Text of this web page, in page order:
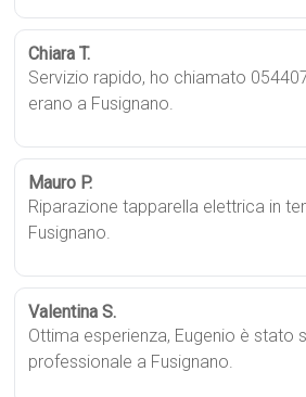
Chiara T.
Servizio rapido, ho chiamato
erano a Fusignano.
Mauro P.
Riparazione tapparella elettrica in
Fusignano.
Valentina S.
Ottima esperienza, Eugenio è stato
professionale a Fusignano.